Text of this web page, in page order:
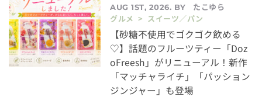
AUG 1ST, 2026. BY
たこゆら
グルメ > スイーツ／パン
【砂糖不使用でゴクゴク飲める
♡】話題のフルーツティー「Doz
oFreesh」がリニューアル！新作
「マッチャライチ」「パッション
ジンジャー」も登場